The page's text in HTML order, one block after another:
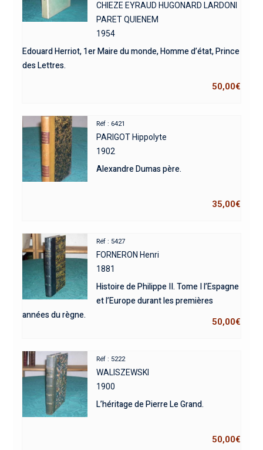
CHIEZE EYRAUD HUGONARD LARDONI
PARET QUIENEM
1954
Edouard Herriot, 1er Maire du monde, Homme d’état, Prince
des Lettres.
50,00€
Réf : 6421
PARIGOT Hippolyte
1902
Alexandre Dumas père.
35,00€
Réf : 5427
FORNERON Henri
1881
Histoire de Philippe II. Tome I l’Espagne
et l’Europe durant les premières
années du règne.
50,00€
Réf : 5222
WALISZEWSKI
1900
L’héritage de Pierre Le Grand.
50,00€